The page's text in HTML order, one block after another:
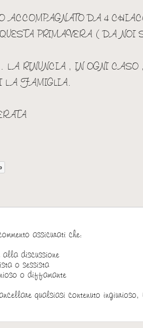
ACCOMPAGNATO DA 4
PRIMAVERA ( DA NOI
LA RINUNCIA , IN OGNI CASO
LA FAMIGLIA.
assicurati che:
alla discussione
o sessista
o diffamante
qualsiasi contenuto